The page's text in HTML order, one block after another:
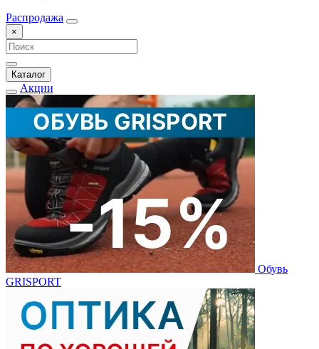
Распродажа
×
Каталог
Акции
Обувь
GRISPORT